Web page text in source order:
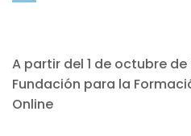
A partir del 1 de octubre de
Fundación para la
Online